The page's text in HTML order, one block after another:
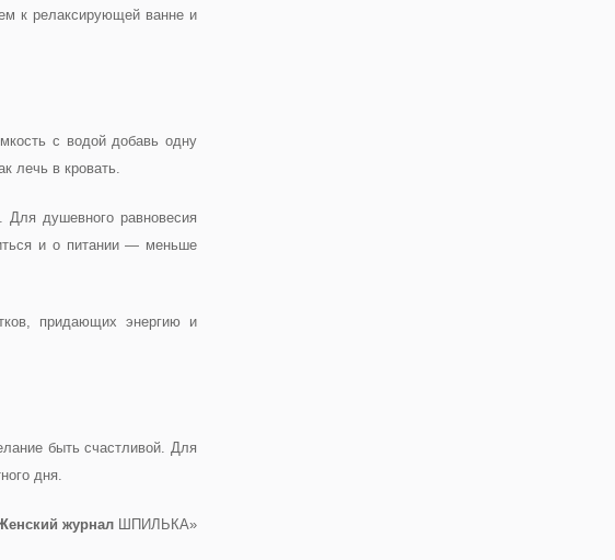
к релаксирующей ванне и
с водой добавь одну
лечь в кровать.
Для душевного равновесия
и о питании — меньше
придающих энергию и
быть счастливой. Для
дня.
журнал ШПИЛЬКА»